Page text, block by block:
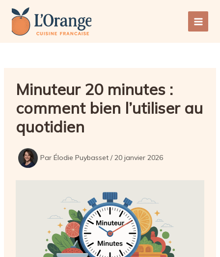
contenu
Main
Minuteur 20 minutes :
comment bien l’utiliser au
quotidien
Par Élodie Puybasset /20 janvier 2026